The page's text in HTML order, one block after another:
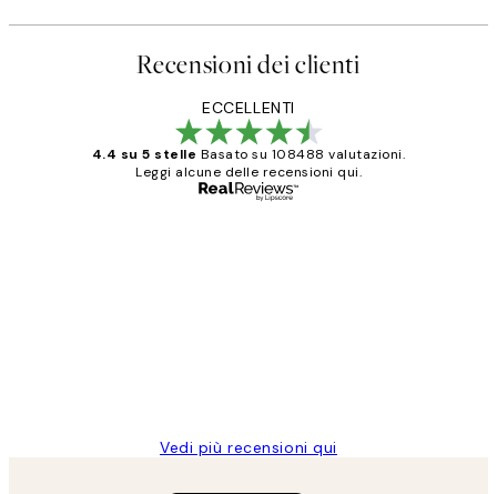
Recensioni dei clienti
ECCELLENTI
4.4 su 5 stelle Basato su 108488 valutazioni.
Leggi alcune delle recensioni qui.
Vedi più recensioni qui